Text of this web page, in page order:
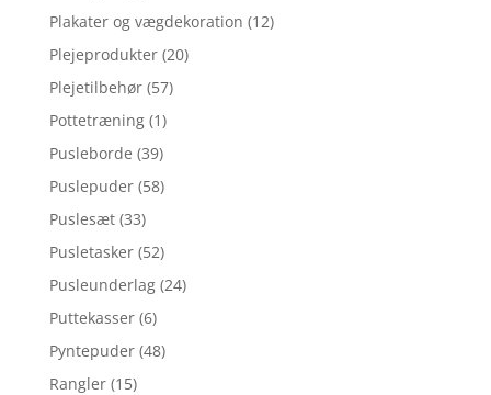
Plakater og vægdekoration (12)
Plejeprodukter (20)
Plejetilbehør (57)
Pottetræning (1)
Pusleborde (39)
Puslepuder (58)
Puslesæt (33)
Pusletasker (52)
Pusleunderlag (24)
Puttekasser (6)
Pyntepuder (48)
Rangler (15)